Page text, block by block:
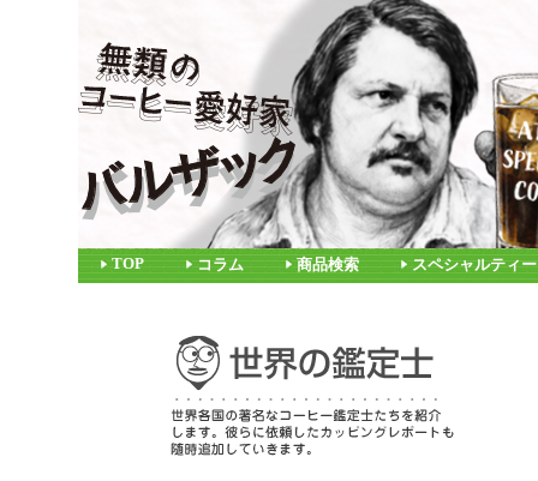
TOP コラム 商品検索 スペシャルティ